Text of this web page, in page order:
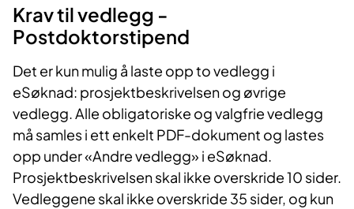
Krav til vedlegg -
Postdoktorstipend
Det er kun mulig å laste opp to vedlegg i
eSøknad: prosjektbeskrivelsen og øvrige
vedlegg. Alle obligatoriske og valgfrie vedlegg
må samles i ett enkelt PDF-dokument og lastes
opp under «Andre vedlegg» i eSøknad.
Prosjektbeskrivelsen skal ikke overskride 10 sider.
Vedleggene skal ikke overskride 35 sider, og kun